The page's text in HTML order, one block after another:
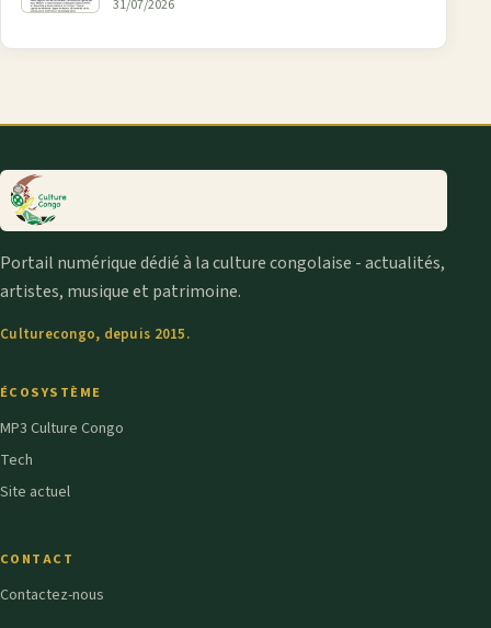
31/07/2026
Portail numérique dédié à la culture congolaise - actualités,
artistes, musique et patrimoine.
Culturecongo, depuis 2015.
ÉCOSYSTÈME
MP3 Culture Congo
Tech
Site actuel
CONTACT
Contactez-nous